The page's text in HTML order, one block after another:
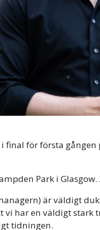
final för första gången
Park i
är väldigt
vi har en väldigt stark
tidningen.